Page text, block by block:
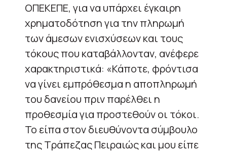
ΟΠΕΚΕΠΕ, για να υπάρχει έγκαιρη
χρηματοδότηση για την πληρωμή
των άμεσων ενισχύσεων και τους
τόκους που καταβάλλονταν, ανέφερε
χαρακτηριστικά: «Κάποτε, φρόντισα
να γίνει εμπρόθεσμα η αποπληρωμή
του δανείου πριν παρέλθει η
προθεσμία για προστεθούν οι τόκοι.
Το είπα στον διευθύνοντα σύμβουλο
της Τράπεζας Πειραιώς και μου είπε